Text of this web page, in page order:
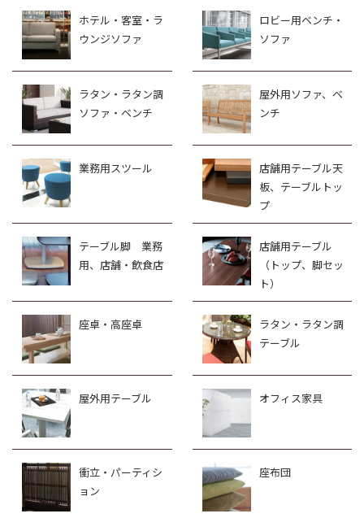
ホテル・客室・ラ
ウンジソファ
ロビー用ベンチ・
ソファ
ラタン・ラタン調
ソファ・ベンチ
屋外用ソファ、ベ
ンチ
業務用スツール
店舗用テーブル天
板、テーブルトッ
プ
テーブル脚 業務
用、店舗・飲食店
店舗用テーブル
（トップ、脚セッ
ト）
座卓・高座卓
ラタン・ラタン調
テーブル
屋外用テーブル オフィス家具
衝立・パーティシ
ョン
座布団